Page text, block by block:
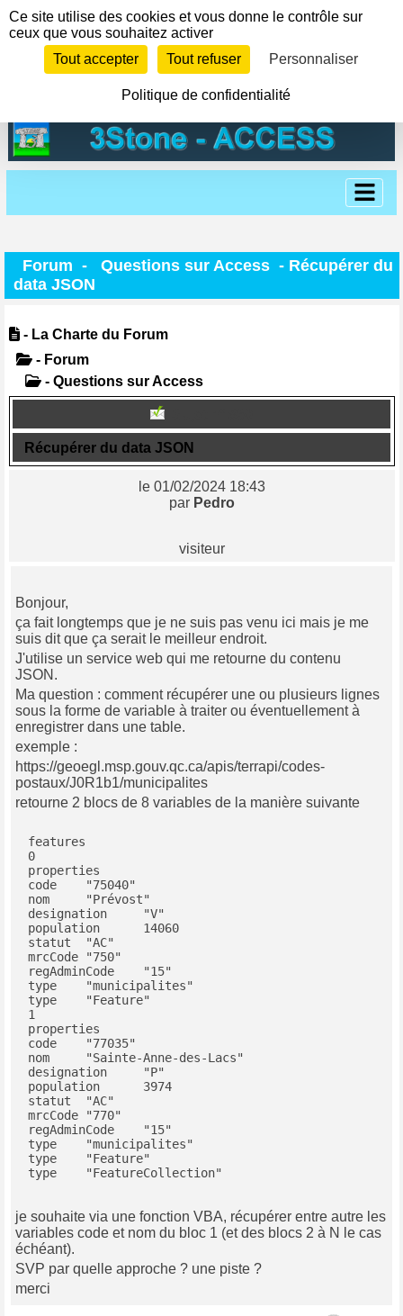
Forum - Questions sur Access - Récupérer du
data JSON
- La Charte du Forum
- Forum
- Questions sur Access
Récupérer du data JSON
le 01/02/2024 18:43
par Pedro
visiteur
Bonjour,
ça fait longtemps que je ne suis pas venu ici mais je me
suis dit que ça serait le meilleur endroit.
J'utilise un service web qui me retourne du contenu
JSON.
Ma question : comment récupérer une ou plusieurs lignes
sous la forme de variable à traiter ou éventuellement à
enregistrer dans une table.
exemple :
https://geoegl.msp.gouv.qc.ca/apis/terrapi/codes-
postaux/J0R1b1/municipalites
retourne 2 blocs de 8 variables de la manière suivante
features
0
properties
code	"75040"
nom	"Prévost"
designation	"V"
population	14060
statut	"AC"
mrcCode	"750"
regAdminCode	"15"
type	"municipalites"
type	"Feature"
1
properties
code	"77035"
nom	"Sainte-Anne-des-Lacs"
designation	"P"
population	3974
statut	"AC"
mrcCode	"770"
regAdminCode	"15"
type	"municipalites"
type	"Feature"
type	"FeatureCollection"
je souhaite via une fonction VBA, récupérer entre autre les
variables code et nom du bloc 1 (et des blocs 2 à N le cas
échéant).
SVP par quelle approche ? une piste ?
merci
Panneau de gestion des cookies
Ce site utilise des cookies et vous donne le contrôle sur
ceux que vous souhaitez activer
Tout accepter
Tout refuser Personnaliser
Politique de confidentialité